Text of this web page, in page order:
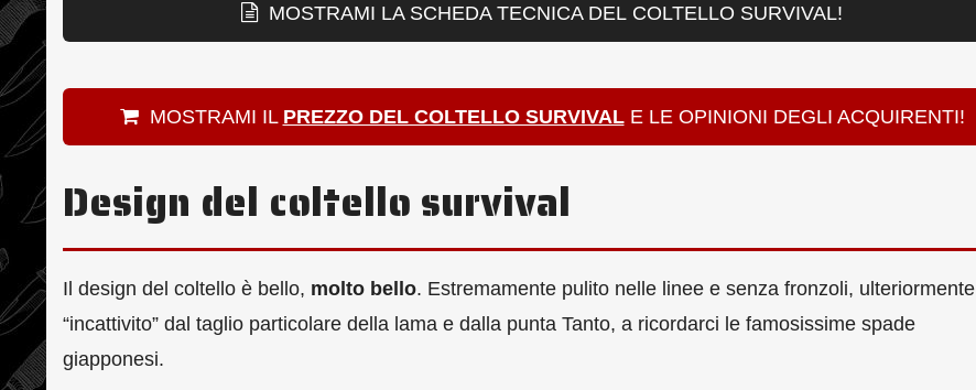
MOSTRAMI LA SCHEDA TECNICA DEL COLTELLO SURVIVAL!
MOSTRAMI IL PREZZO DEL COLTELLO SURVIVALE LE OPINIONI DEGLI ACQUIRENTI!
Design del coltello survival
Il design del coltello è bello, molto bello. Estremamente pulito nelle linee e senza fronzoli, ulteriormente
“incattivito” dal taglio particolare della lama e dalla punta Tanto, a ricordarci le famosissime spade
giapponesi.